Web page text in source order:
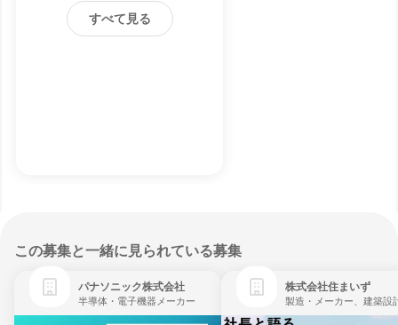
すべて見る
この募集と一緒に見られている募集
パナソニック株式会社
半導体・電子機器メーカー
株式会社住まいず
製造・メーカー、建築設